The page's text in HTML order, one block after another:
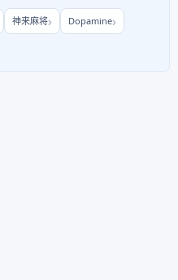
神来麻将 Dopamine